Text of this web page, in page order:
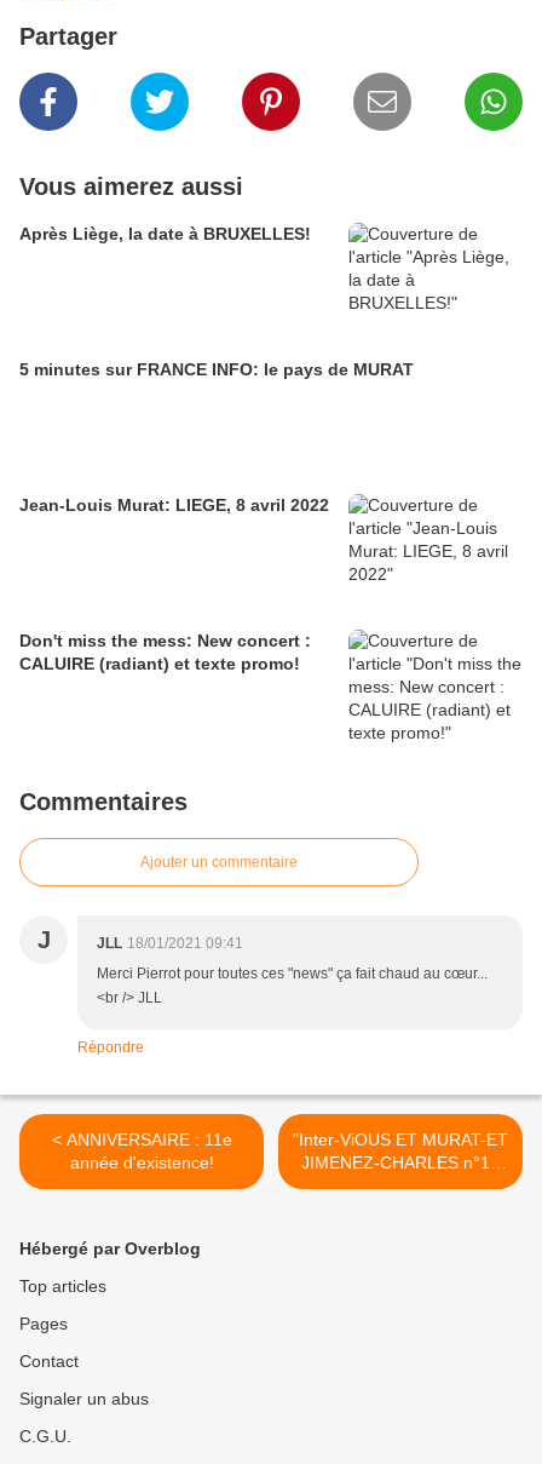
Partager
Vous aimerez aussi
Après Liège, la date à BRUXELLES!
5 minutes sur FRANCE INFO: le pays de MURAT
Jean-Louis Murat: LIEGE, 8 avril 2022
Don't miss the mess: New concert :
CALUIRE (radiant) et texte promo!
Commentaires
Ajouter un commentaire
J JLL 18/01/2021 09:41
Merci Pierrot pour toutes ces "news" ça fait chaud au cœur...
<br /> JLL
Répondre
< ANNIVERSAIRE : 11e
année d'existence!
"Inter-ViOUS ET MURAT-ET
JIMENEZ-CHARLES n°1":
Du côté de chez Fred
Hébergé par Overblog
Top articles
Pages
Contact
Signaler un abus
C.G.U.